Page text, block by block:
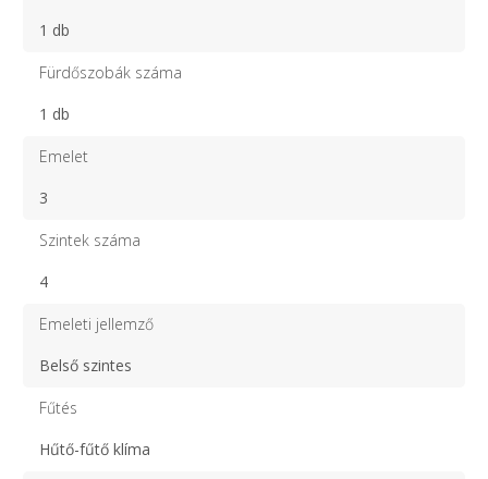
1 db
Fürdőszobák száma
1 db
Emelet
3
Szintek száma
4
Emeleti jellemző
Belső szintes
Fűtés
Hűtő-fűtő klíma